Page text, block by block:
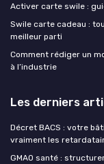
Activer carte swile :
Swile carte cadeau :
meilleur parti
Comment rédiger un
à l’industrie
Les derniers
Décret BACS : votre
vraiment les
GMAO santé :